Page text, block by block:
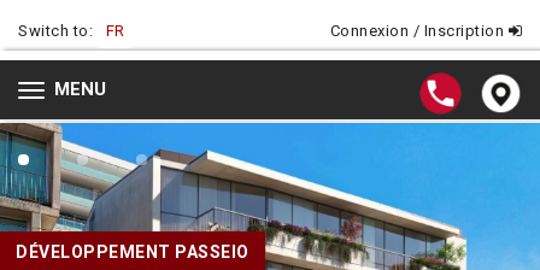
Switch to: FR Connexion / Inscription
Toggle
navigation
MENU
DÉVELOPPEMENT PASSEIO